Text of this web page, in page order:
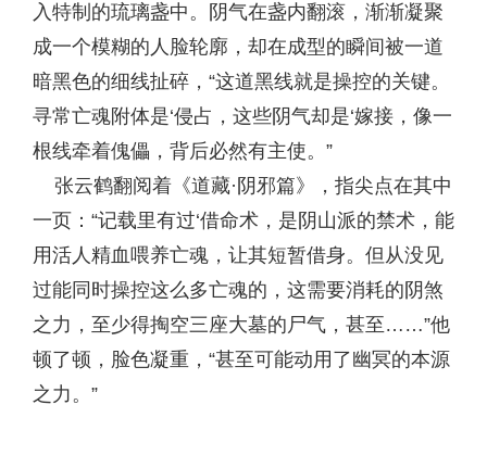
入特制的琉璃盏中。阴气在盏内翻滚，渐渐凝聚
成一个模糊的人脸轮廓，却在成型的瞬间被一道
暗黑色的细线扯碎，“这道黑线就是操控的关键。
寻常亡魂附体是‘侵占，这些阴气却是‘嫁接，像一
根线牵着傀儡，背后必然有主使。”
张云鹤翻阅着《道藏·阴邪篇》，指尖点在其中
一页：“记载里有过‘借命术，是阴山派的禁术，能
用活人精血喂养亡魂，让其短暂借身。但从没见
过能同时操控这么多亡魂的，这需要消耗的阴煞
之力，至少得掏空三座大墓的尸气，甚至……”他
顿了顿，脸色凝重，“甚至可能动用了幽冥的本源
之力。”